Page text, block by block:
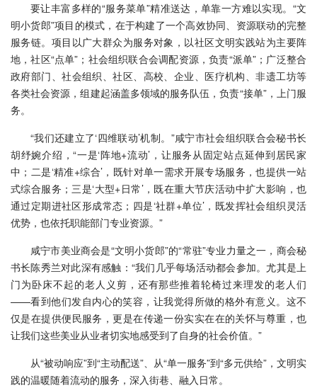
要让丰富多样的“服务菜单”精准送达，单靠一方难以实现。“文
明小货郎”项目的模式，在于构建了一个高效协同、资源联动的完整
服务链。项目以广大群众为服务对象，以社区文明实践站为主要阵
地，社区“点单”；社会组织联合会调配资源，负责“派单”；广泛整合
政府部门、社会组织、社区、高校、企业、医疗机构、非遗工坊等
各类社会资源，组建起涵盖多领域的服务队伍，负责“接单”，上门服
务。
“我们还建立了‘四维联动’机制。”咸宁市社会组织联合会秘书长
胡纾婉介绍，“一是‘阵地+流动’，让服务从固定站点延伸到居民家
中；二是‘精准+综合’，既针对单一需求开展专场服务，也提供一站
式综合服务；三是‘大型+日常’，既在重大节庆活动中扩大影响，也
通过定期进社区形成常态；四是‘社群+单位’，既发挥社会组织灵活
优势，也依托职能部门专业资源。”
咸宁市美业商会是“文明小货郎”的“常驻”专业力量之一，商会秘
书长陈秀兰对此深有感触：“我们几乎每场活动都会参加。尤其是上
门为卧床不起的老人义剪，还有那些推着轮椅过来理发的老人们
——看到他们发自内心的笑容，让我觉得所做的格外有意义。这不
仅是在提供便民服务，更是在传递一份实实在在的关怀与尊重，也
让我们这些美业从业者切实地感受到了自身的社会价值。”
从“被动响应”到“主动配送”、从“单一服务”到“多元供给”，文明实
践的温暖随着流动的服务，深入街巷、融入日常。